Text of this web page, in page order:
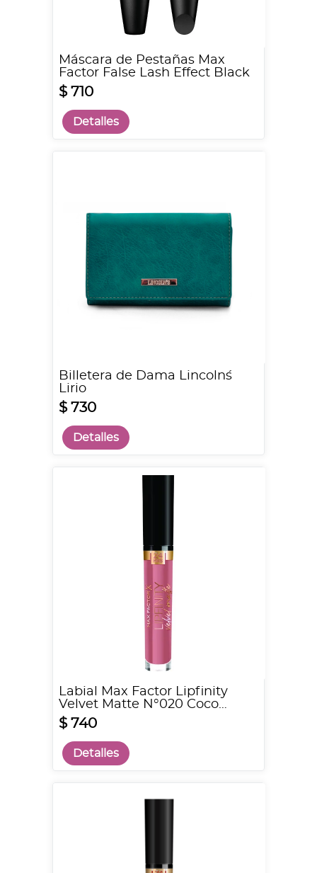
Máscara de Pestañas Max
Factor False Lash Effect Black
$ 710
Detalles
Billetera de Dama Lincoln´s
Lirio
$ 730
Detalles
Labial Max Factor Lipfinity
Velvet Matte N°020 Coco
Creme
$ 740
Detalles